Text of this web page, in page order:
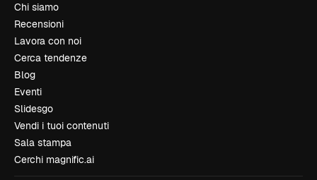
Chi siamo
Recensioni
Lavora con noi
Cerca tendenze
Blog
Eventi
Slidesgo
Vendi i tuoi contenuti
Sala stampa
Cerchi magnific.ai